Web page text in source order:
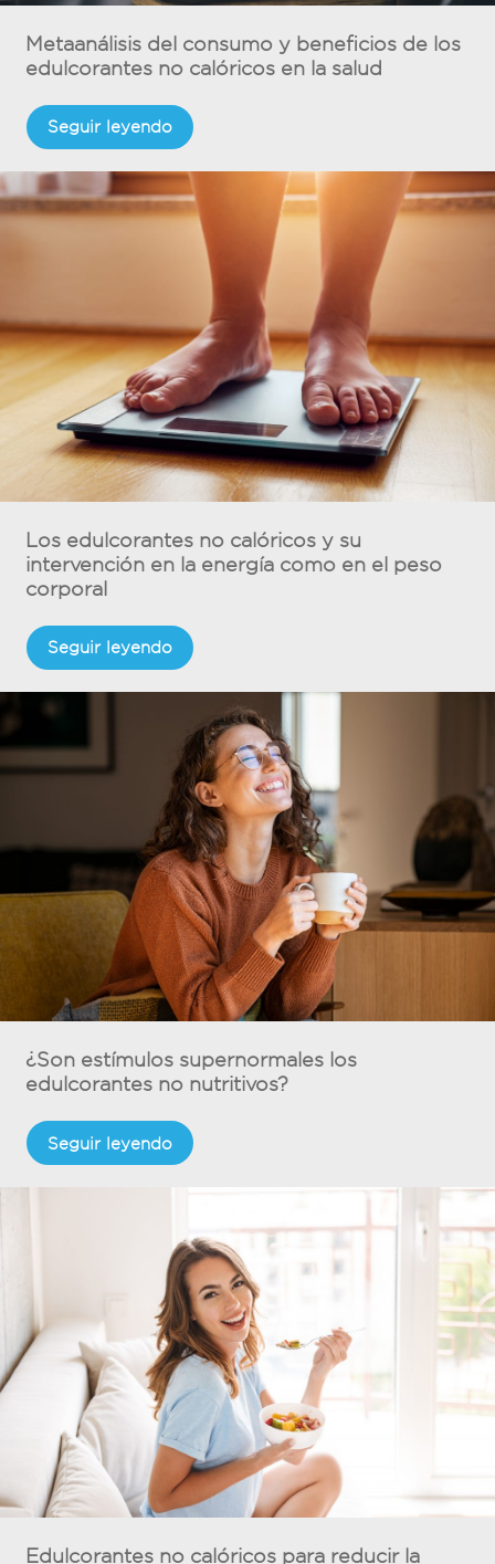
Metaanálisis del consumo y beneficios de los
edulcorantes no calóricos en la salud
Seguir leyendo
Los edulcorantes no calóricos y su
intervención en la energía como en el peso
corporal
Seguir leyendo
¿Son estímulos supernormales los
edulcorantes no nutritivos?
Seguir leyendo
Edulcorantes no calóricos para reducir la